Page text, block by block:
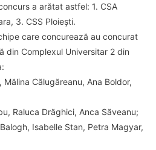
a arătat astfel: 1. CSA
3. CSS Ploiești.
care concurează au concurat
din Complexul Universitar 2 din
Mălina Călugăreanu, Ana Boldor,
Raluca Drăghici, Anca Săveanu;
Isabelle Stan, Petra Magyar,